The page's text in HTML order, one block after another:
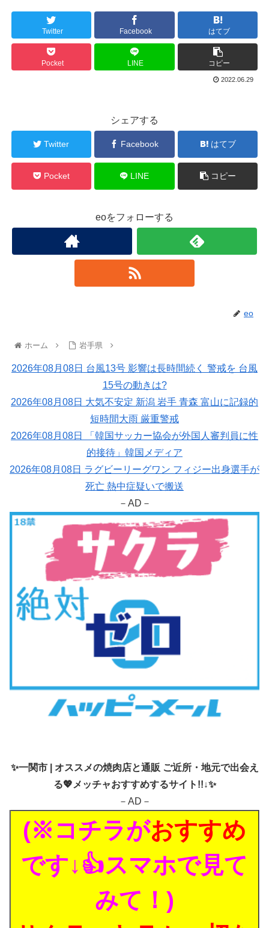
Twitter Facebook はてブ
Pocket LINE コピー
2022.06.29
シェアする
Twitter Facebook はてブ
Pocket LINE コピー
eoをフォローする
eo
ホーム 岩手県
2026年08月08日 台風13号 影響は長時間続く 警戒を 台風
15号の動きは?
2026年08月08日 大気不安定 新潟 岩手 青森 富山に記録的
短時間大雨 厳重警戒
2026年08月08日 「韓国サッカー協会が外国人審判員に性
的接待」韓国メディア
2026年08月08日 ラグビーリーグワン フィジー出身選手が
死亡 熱中症疑いで搬送
－AD－
✨一関市 | オススメの焼肉店と通販 ご近所・地元で出会え
る💖メッチャおすすめするサイト!!↓✨
－AD－
(※コチラがおすすめ
です↓👍スマホで見て
みて！)